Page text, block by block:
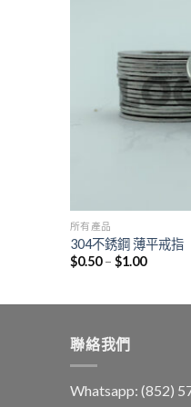
所有產品
304不銹鋼 薄平戒指
$0.50– $1.00
聯絡我們
Whatsapp: (852)